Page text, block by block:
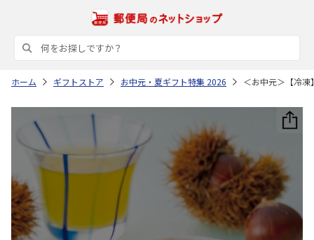
ホーム ギフトストア お中元・夏ギフト特集 2026 ＜お中元＞【冷